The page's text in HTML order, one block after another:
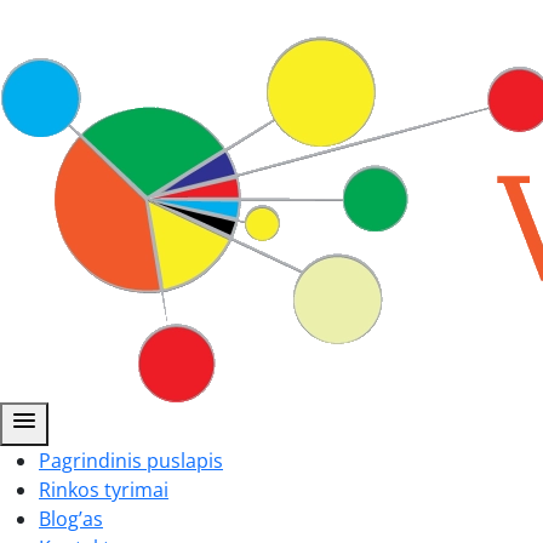
menu
Pagrindinis puslapis
Rinkos tyrimai
Blog’as